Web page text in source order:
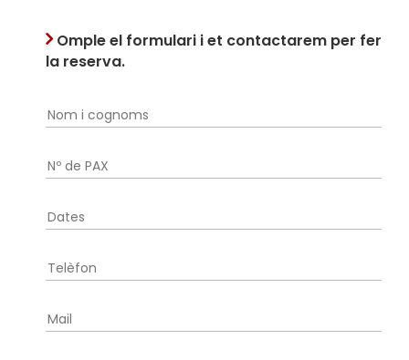
Omple el formulari i et contactarem per fer
la reserva.